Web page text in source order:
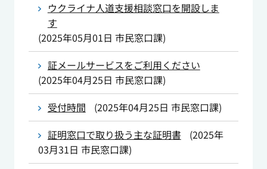
ウクライナ人道支援相談窓口を開設しま
す
(2025年05月01日 市民窓口課)
証メールサービスをご利用ください
(2025年04月25日 市民窓口課)
受付時間
(2025年04月25日 市民窓口課)
証明窓口で取り扱う主な証明書
(2025年
03月31日 市民窓口課)